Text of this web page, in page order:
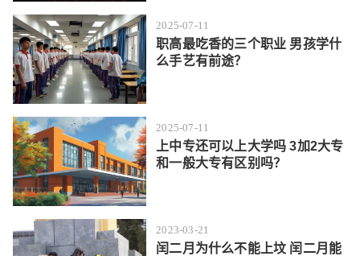
2025-07-11
职高最吃香的三个职业 男孩学什
么手艺有前途？
2025-07-11
上中专还可以上大学吗 3加2大专
和一般大专有区别吗？
2023-03-21
闰二月为什么不能上坟 闰二月能